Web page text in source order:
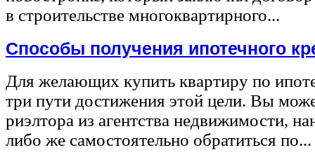
в строительстве многоквартирного...
Способы получения ипотечного
Для желающих купить квартиру по
три пути достижения этой цели. Вы
риэлтора из агентства недвижимости,
либо же самостоятельно обратиться по...